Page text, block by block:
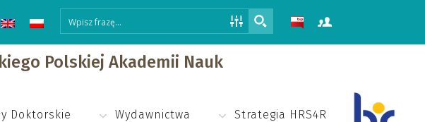
Polskiej Akademii Nauk
Doktorskie Wydawnictwa Strategia HRS4R